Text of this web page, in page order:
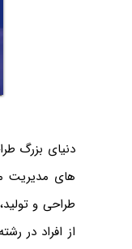
دنیای بزرگ
طراحی و
از افراد در